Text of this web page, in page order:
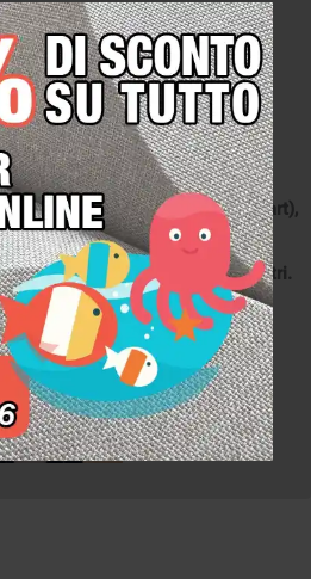
prodotto/akupan-
Contattaci!
DJ Prezioso, Edda Silvestri (Aimart),
Luce Cinecittà, Panasonic,
delle Ricerche, e molti altri.